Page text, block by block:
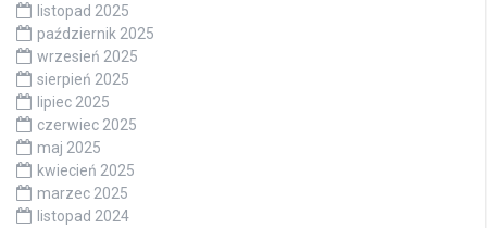
listopad 2025
październik 2025
wrzesień 2025
sierpień 2025
lipiec 2025
czerwiec 2025
maj 2025
kwiecień 2025
marzec 2025
listopad 2024